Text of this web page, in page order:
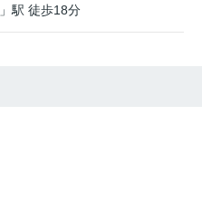
」駅 徒歩18分